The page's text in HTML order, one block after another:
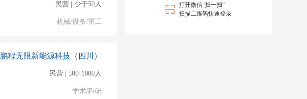
民营 | 少于50人
机械/设备/重工
鹏程无限新能源科技（四川）
民营 | 500-1000人
学术/科研
打开微信"扫一扫"
扫描二维码快速登录